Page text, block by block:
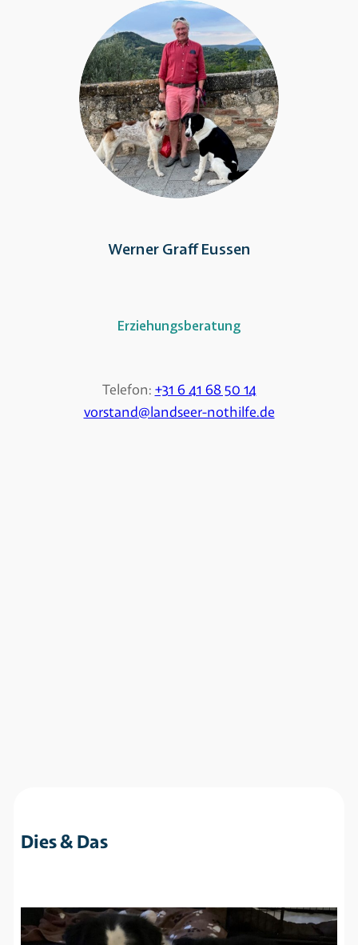
Werner Graff Eussen
Erziehungsberatung
Telefon: +31 6 41 68 50 14
vorstand@landseer-nothilfe.de
Dies & Das